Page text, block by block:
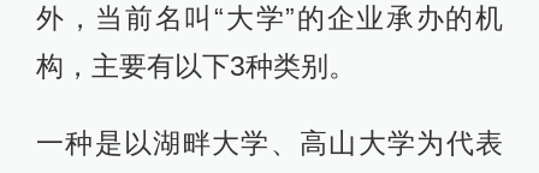
外，当前名叫“大学”的企业承办的机
构，主要有以下3种类别。
一种是以湖畔大学、高山大学为代表